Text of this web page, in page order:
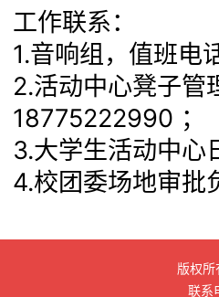
工作联系：
1.音响组，值班电
2.活动中心凳子管
18775222990 ；
3.大学生活动中
4.校团委场地审
版权
联系